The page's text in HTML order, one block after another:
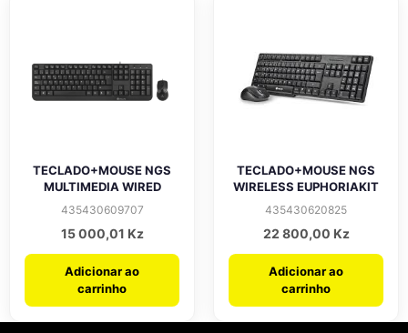
TECLADO+MOUSE NGS
MULTIMEDIA WIRED
435430609707
15 000,01 Kz
Adicionar ao
carrinho
TECLADO+MOUSE NGS
WIRELESS EUPHORIAKIT
435430620825
22 800,00 Kz
Adicionar ao
carrinho